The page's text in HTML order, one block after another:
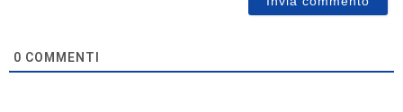
0 COMMENTI